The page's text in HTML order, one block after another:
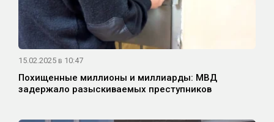
15.02.2025 в 10:47
Похищенные миллионы и миллиарды: МВД
задержало разыскиваемых преступников